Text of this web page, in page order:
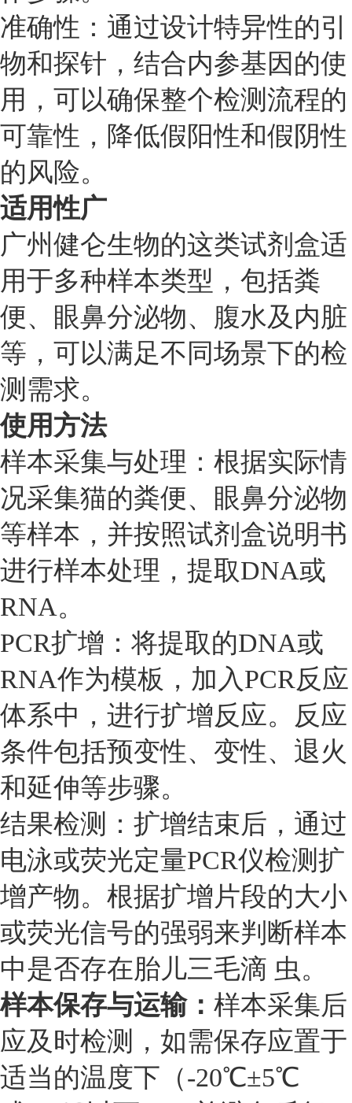
准确性：通过设计特异性的引
物和探针，结合内参基因的使
用，可以确保整个检测流程的
可靠性，降低假阳性和假阴性
的风险。
适用性广
广州健仑生物的这类试剂盒适
用于多种样本类型，包括粪
便、眼鼻分泌物、腹水及内脏
等，可以满足不同场景下的检
测需求。
使用方法
样本采集与处理：根据实际情
况采集猫的粪便、眼鼻分泌物
等样本，并按照试剂盒说明书
进行样本处理，提取DNA或
RNA。
PCR扩增：将提取的DNA或
RNA作为模板，加入PCR反应
体系中，进行扩增反应。反应
条件包括预变性、变性、退火
和延伸等步骤。
结果检测：扩增结束后，通过
电泳或荧光定量PCR仪检测扩
增产物。根据扩增片段的大小
或荧光信号的强弱来判断样本
中是否存在胎儿三毛滴 虫。
样本保存与运输： 样本采集后
应及时检测，如需保存应置于
适当的温度下（-20℃±5℃